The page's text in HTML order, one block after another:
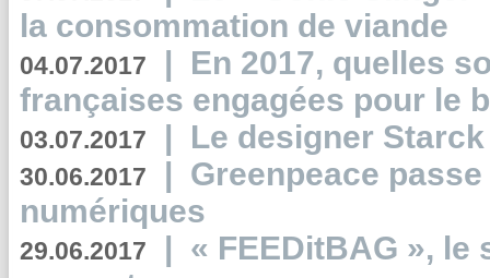
la consommation de viande
04.07.2017 | En 2017, quelles
françaises engagées pour le
03.07.2017 | Le designer
30.06.2017 | Greenpeace
numériques
29.06.2017 | « FEEDitBAG », le